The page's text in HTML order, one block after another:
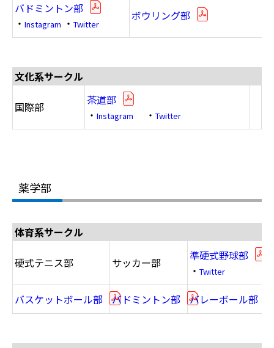
バドミントン部
・ Instagram ・ Twitter
ボウリング部
文化系サークル
国際部
茶道部
・ Instagram ・ Twitter
薬学部
体育系サークル
硬式テニス部 サッカー部
準硬式野球部
・ Twitter
バスケットボール部 バドミントン部 バレーボール部